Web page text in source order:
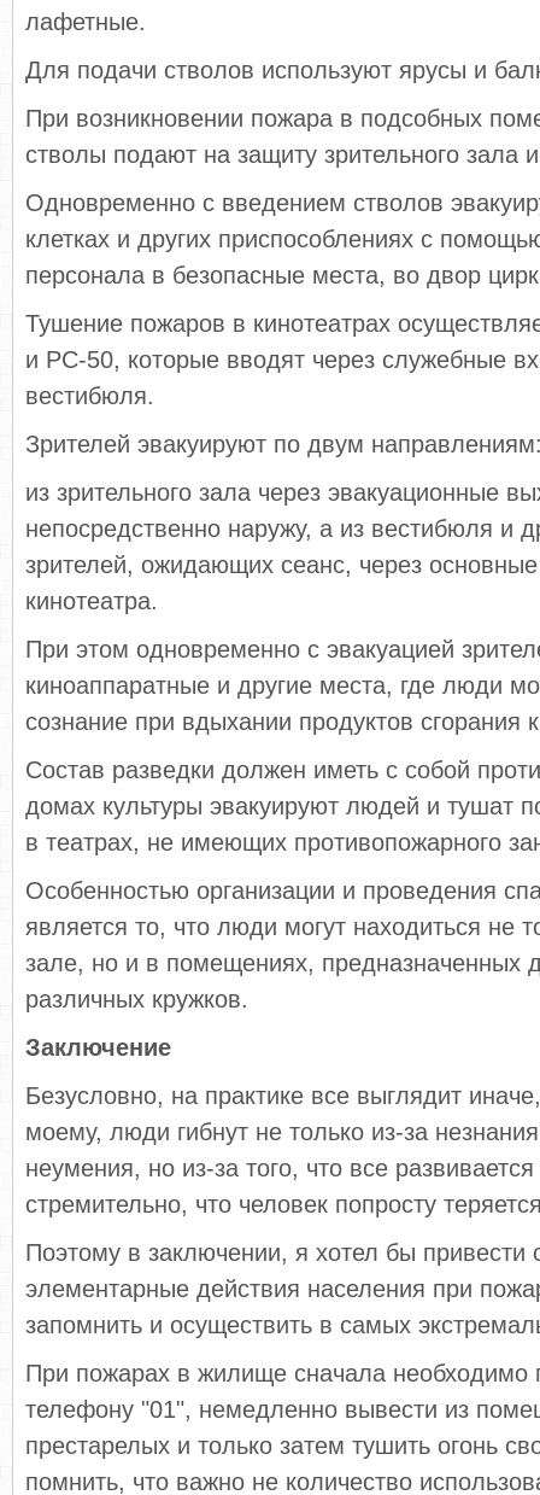
лафетные.
Для подачи стволов используют ярусы и
При возникновении пожара в подсобных
стволы подают на защиту зрительного зала
Одновременно с введением стволов
клетках и других приспособлениях с
персонала в безопасные места, во двор
Тушение пожаров в кинотеатрах
и РС-50, которые вводят через служебные
вестибюля.
Зрителей эвакуируют по двум
из зрительного зала через эвакуационные
непосредственно наружу, а из вестибюля и
зрителей, ожидающих сеанс, через
кинотеатра.
При этом одновременно с эвакуацией
киноаппаратные и другие места, где люди
сознание при вдыхании продуктов сгорания
Состав разведки должен иметь с собой
домах культуры эвакуируют людей и тушат
в театрах, не имеющих противопожарного
Особенностью организации и проведения
является то, что люди могут находиться не
зале, но и в помещениях, предназначенных
различных кружков.
Заключение
Безусловно, на практике все выглядит
моему, люди гибнут не только из-за
неумения, но из-за того, что все
стремительно, что человек попросту
Поэтому в заключении, я хотел бы привести
элементарные действия населения при
запомнить и осуществить в самых
При пожарах в жилище сначала необходимо
телефону "01", немедленно вывести из
престарелых и только затем тушить огонь
помнить, что важно не количество